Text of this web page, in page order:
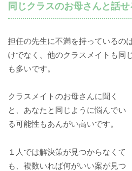
同じクラスのお母さんと話せ
担任の先生に不満を持っているの
けでなく、他のクラスメイトも同
も多いです。
クラスメイトのお母さんに聞く
と、あなたと同じように悩んでい
る可能性もあんがい高いです。
１人では解決策が見つからなくて
も、複数いれば何がいい案が見つ